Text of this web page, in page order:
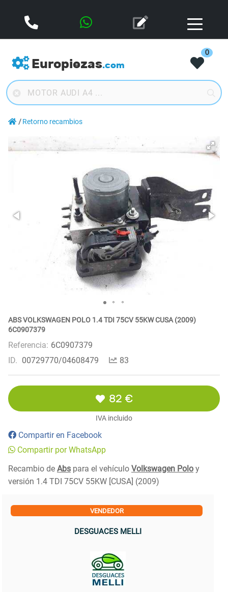
Europiezas.com
0
Retorno recambios
ABS VOLKSWAGEN POLO 1.4 TDI 75CV 55KW CUSA (2009)
6C0907379
Referencia: 6C0907379
ID. 00729770/04608479 83
82 €
IVA incluido
Compartir en Facebook
Compartir por WhatsApp
Recambio de Abs para el vehículo Volkswagen Polo y
versión 1.4 TDI 75CV 55KW [CUSA] (2009)
VENDEDOR
DESGUACES MELLI